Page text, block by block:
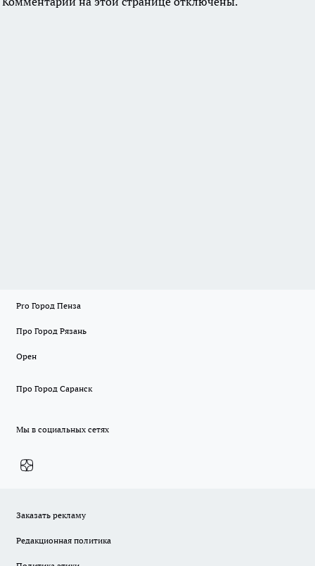
Pro Город Пенза
Про Город Рязань
Орен
Про Город Саранск
Мы в социальных сетях
Заказать рекламу
Редакционная политика